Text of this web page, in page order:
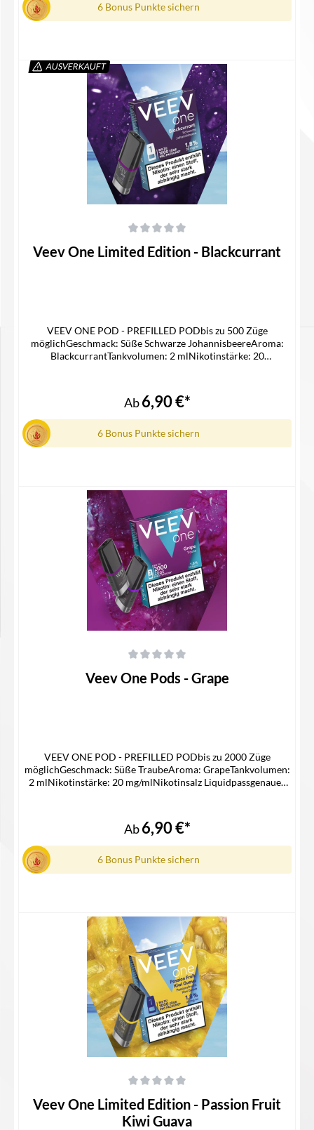
6 Bonus Punkte sichern
Details
AUSVERKAUFT
Veev One Limited Edition - Blackcurrant
VEEV ONE POD - PREFILLED PODbis zu 500 Züge
möglichGeschmack: Süße Schwarze JohannisbeereAroma:
BlackcurrantTankvolumen: 2 mlNikotinstärke: 20
Geschmacksrichtung1x Gebrauchsinfomation
Ab6,90 €*
6 Bonus Punkte sichern
Details
Veev One Pods - Grape
VEEV ONE POD - PREFILLED PODbis zu 2000 Züge
möglichGeschmack: Süße TraubeAroma: GrapeTankvolumen:
2 mlNikotinstärke: 20 mg/mlNikotinsalz Liquidpassgenauer
Gebrauchsinfomation
Ab6,90 €*
6 Bonus Punkte sichern
Details
Veev One Limited Edition - Passion Fruit
Kiwi Guava